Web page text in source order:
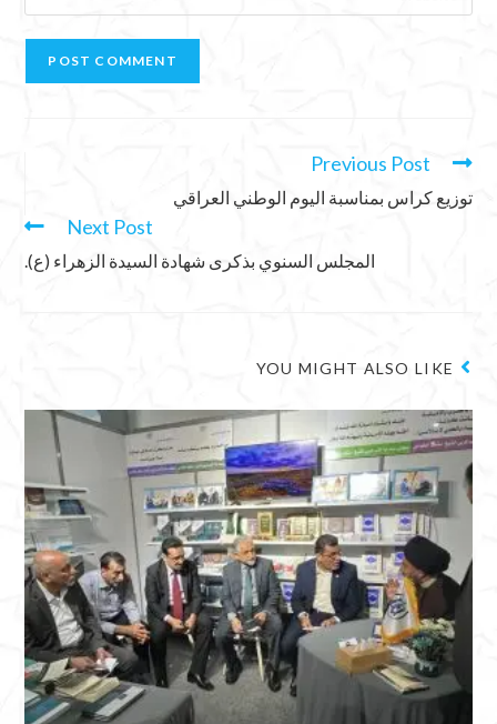
Previous Post
توزيع كراس بمناسبة اليوم الوطني العراقي
Next Post
المجلس السنوي بذكرى شهادة السيدة الزهراء (ع).
YOU MIGHT ALSO LIKE